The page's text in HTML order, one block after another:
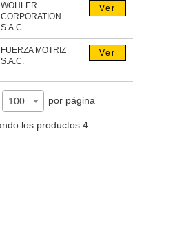
WÖHLER
CORPORATION
S.A.C.
Ver
FUERZA MOTRIZ
S.A.C.
Ver
100 por página
los productos 4